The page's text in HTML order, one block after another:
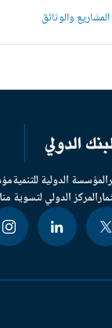
والوثائق
الدولية للتنمية
المركز الدولي لتسوية